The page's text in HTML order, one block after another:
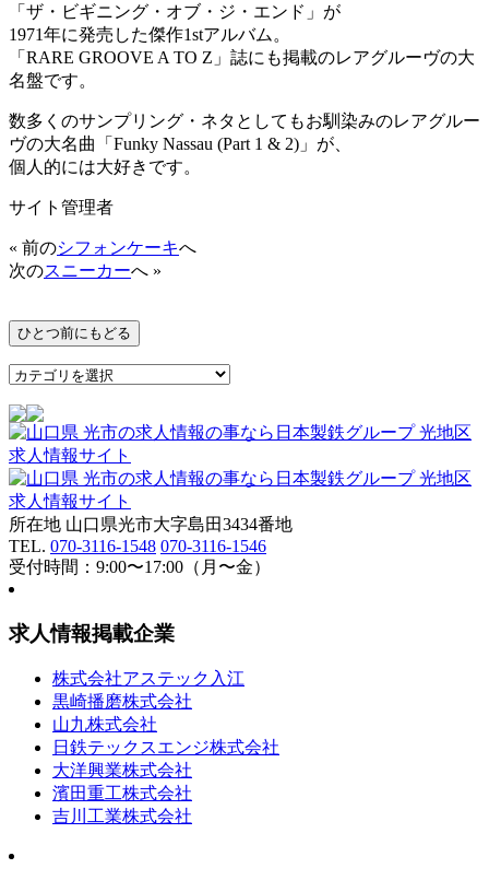
「ザ・ビギニング・オブ・ジ・エンド」が
1971年に発売した傑作1stアルバム。
「RARE GROOVE A TO Z」誌にも掲載のレアグルーヴの大
名盤です。
数多くのサンプリング・ネタとしてもお馴染みのレアグルー
ヴの大名曲「Funky Nassau (Part 1 & 2)」が、
個人的には大好きです。
サイト管理者
« 前のシフォンケーキへ
次のスニーカーへ »
所在地 山口県光市大字島田3434番地
TEL. 070-3116-1548 070-3116-1546
受付時間：9:00〜17:00（月〜金）
求人情報掲載企業
株式会社アステック入江
黒崎播磨株式会社
山九株式会社
日鉄テックスエンジ株式会社
大洋興業株式会社
濱田重工株式会社
吉川工業株式会社